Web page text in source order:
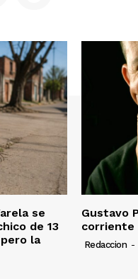
se
de 13
la
Gustavo
corriente
Redaccion -